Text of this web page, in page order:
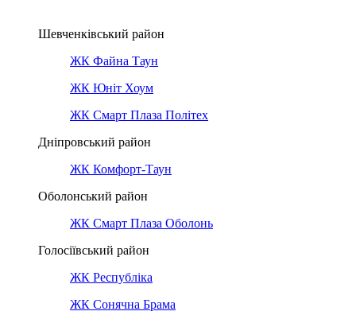
Шевченківський район
ЖК Файна Таун
ЖК Юніт Хоум
ЖК Смарт Плаза Політех
Дніпровський район
ЖК Комфорт-Таун
Оболонський район
ЖК Смарт Плаза Оболонь
Голосіївський район
ЖК Республіка
ЖК Сонячна Брама